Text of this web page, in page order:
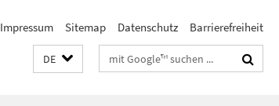
Impressum Sitemap Datenschutz Barrierefreiheit
DE Suchbegriffe